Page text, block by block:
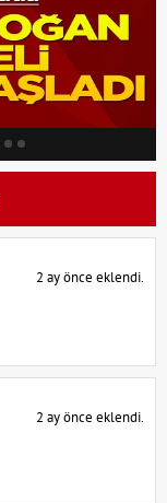
2 ay önce eklendi.
2 ay önce eklendi.